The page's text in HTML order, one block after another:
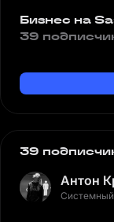
Бизнес на
39
39
Антон